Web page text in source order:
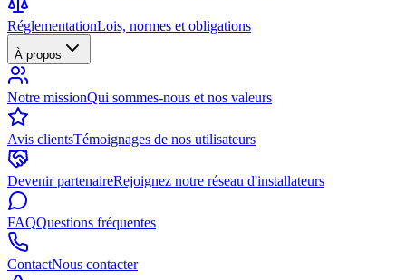
RéglementationLois, normes et obligations
À propos
Notre missionQui sommes-nous et nos valeurs
Avis clientsTémoignages de nos utilisateurs
Devenir partenaireRejoignez notre réseau d'installateurs
FAQQuestions fréquentes
ContactNous contacter